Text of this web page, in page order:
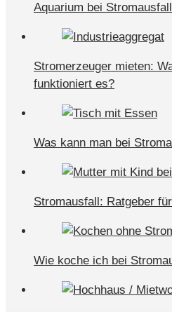
Aquarium bei
Stromerzeuger mieten:
funktioniert es?
Was kann man bei
Stromausfall: Ratgeber
Wie koche ich bei